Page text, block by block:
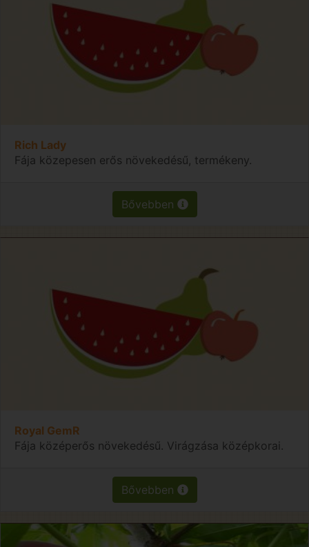
Rich Lady
Fája közepesen erős növekedésű, termékeny.
Bővebben
Royal GemR
Fája középerős növekedésű. Virágzása középkorai.
Bővebben